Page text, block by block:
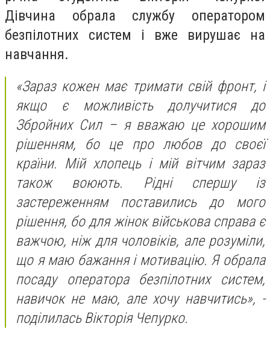
Дівчина обрала службу оператором
безпілотних систем і вже вирушає на
навчання.
«Зараз кожен має тримати свій фронт, і
якщо є можливість долучитися до
Збройних Сил – я вважаю це хорошим
рішенням, бо це про любов до своєї
країни. Мій хлопець і мій вітчим зараз
також воюють. Рідні спершу із
застереженням поставились до мого
рішення, бо для жінок військова справа є
важчою, ніж для чоловіків, але розуміли,
що я маю бажання і мотивацію. Я обрала
посаду оператора безпілотних систем,
навичок не маю, але хочу навчитись», -
поділилась Вікторія Чепурко.